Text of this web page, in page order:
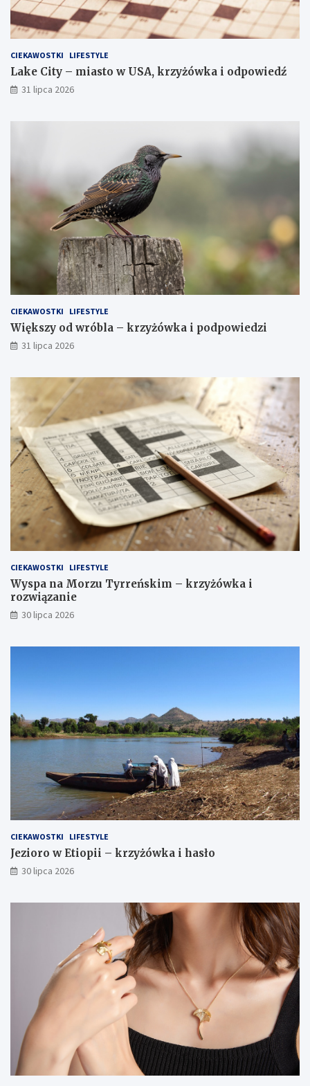
CIEKAWOSTKI LIFESTYLE
Lake City – miasto w USA, krzyżówka i odpowiedź
31 lipca 2026
CIEKAWOSTKI LIFESTYLE
Większy od wróbla – krzyżówka i podpowiedzi
31 lipca 2026
CIEKAWOSTKI LIFESTYLE
Wyspa na Morzu Tyrreńskim – krzyżówka i
rozwiązanie
30 lipca 2026
CIEKAWOSTKI LIFESTYLE
Jezioro w Etiopii – krzyżówka i hasło
30 lipca 2026